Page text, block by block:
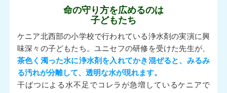
命の守り方を広めるのは
子どもたち
ケニア北西部の小学校で行われている浄水剤の実演に興
味深々の子どもたち。ユニセフの研修を受けた先生が、
茶色く濁った水に浄水剤を入れてかき混ぜると、みるみ
る汚れが分離して、透明な水が現れます。
干ばつによる水不足でコレラが急増しているケニアで